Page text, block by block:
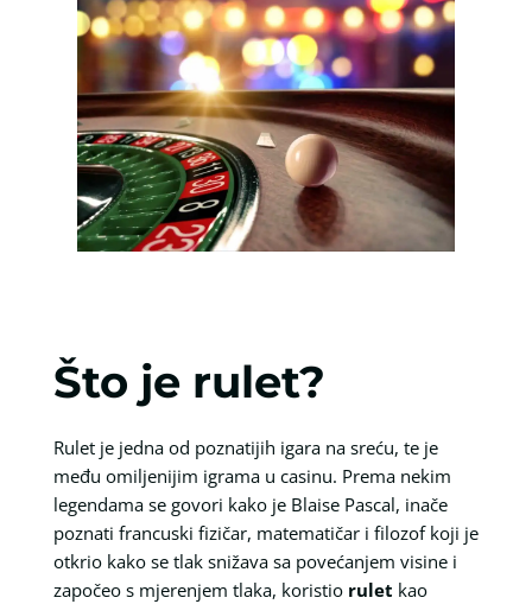
Što je rulet?
Rulet je jedna od poznatijih igara na sreću, te je
među omiljenijim igrama u casinu. Prema nekim
legendama se govori kako je Blaise Pascal, inače
poznati francuski fizičar, matematičar i filozof koji je
otkrio kako se tlak snižava sa povećanjem visine i
započeo s mjerenjem tlaka, koristio rulet kao